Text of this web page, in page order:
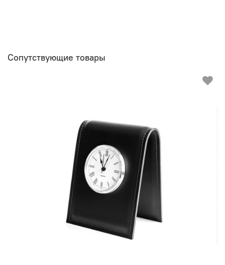
Сопутствующие товары